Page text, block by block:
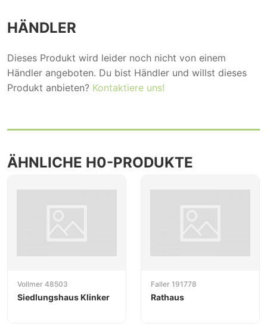
HÄNDLER
Dieses Produkt wird leider noch nicht von einem
Händler angeboten. Du bist Händler und willst dieses
Produkt anbieten? Kontaktiere uns!
ÄHNLICHE H0-PRODUKTE
Vollmer 48503
Siedlungshaus Klinker
Faller 191778
Rathaus